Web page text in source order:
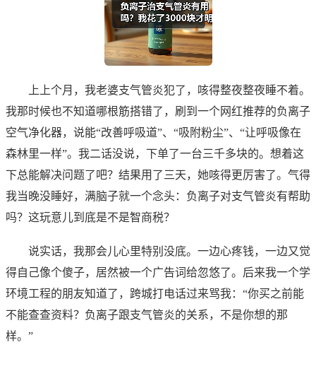
上上个月，我老婆支气管炎犯了，咳得整夜整夜睡不着。
我那时候也不知道哪根筋搭错了，刷到一个网红推荐的负离子
空气净化器，说能“改善呼吸道”、“吸附粉尘”、“让呼吸像在
森林里一样”。我二话没说，下单了一台三千多块的。想着这
下总能解决问题了吧？结果用了三天，她咳得更厉害了。气得
我当晚没睡好，满脑子就一个念头：负离子对支气管炎有帮助
吗？这玩意儿到底是不是智商税？
说实话，我那会儿心里特别没底。一边心疼钱，一边又觉
得自己像个傻子，居然被一个广告词给忽悠了。后来我一个学
环境工程的朋友知道了，跨城打电话过来骂我：“你买之前能
不能查查资料？负离子跟支气管炎的关系，不是你想的那
样。”